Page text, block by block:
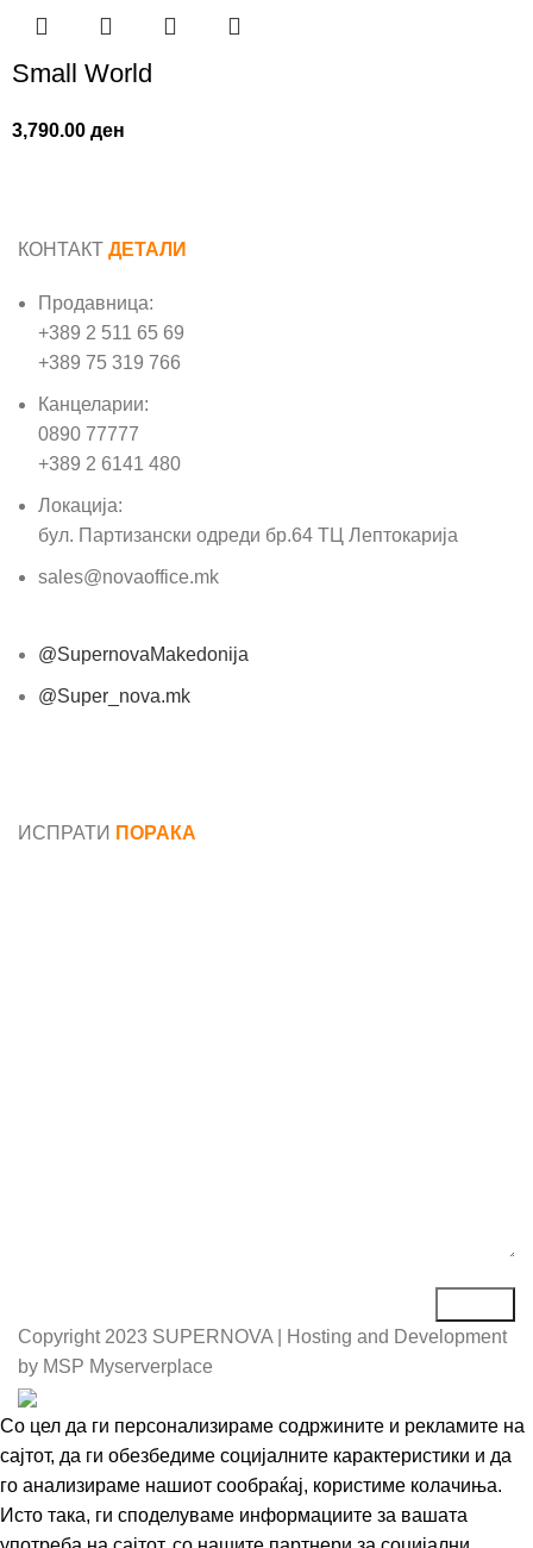
Small World
3,790.00ден
КОНТАКТ ДЕТАЛИ
Продавница:
+389 2 511 65 69
+389 75 319 766
Канцеларии:
0890 77777
+389 2 6141 480
Локација:
бул. Партизански одреди бр.64 ТЦ Лептокарија
sales@novaoffice.mk
@SupernovaMakedonija
@Super_nova.mk
ИСПРАТИ ПОРАКА
Copyright 2023 SUPERNOVA | Hosting and Development
by MSP Myserverplace
Со цел да ги персонализираме содржините и рекламите на
сајтот, да ги обезбедиме социјалните карактеристики и да
го анализираме нашиот сообраќај, користиме колачиња.
Исто така, ги споделуваме информациите за вашата